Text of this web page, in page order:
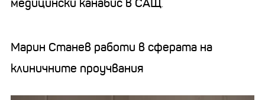
медицински канабис в САЩ.
Марин Станев работи в сферата на
клиничните проучвания